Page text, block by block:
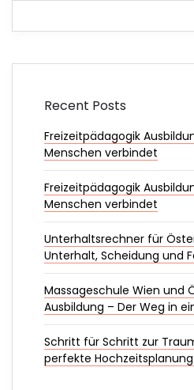
Recent Posts
Freizeitpädagogik
Menschen verbindet
Freizeitpädagogik
Menschen verbindet
Unterhaltsrechner für
Unterhalt, Scheidung und
Massageschule Wien und
Ausbildung – Der Weg in
Schritt für Schritt zur
perfekte